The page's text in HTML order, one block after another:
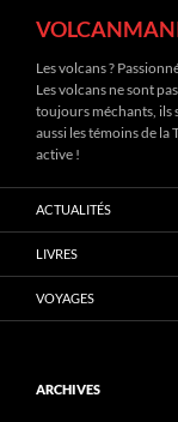
Les volcans ?
Les volcans ne sont pas
toujours méchants, ils
aussi les témoins de la
active !
ACTUALITÉS
LIVRES
VOYAGES
ARCHIVES